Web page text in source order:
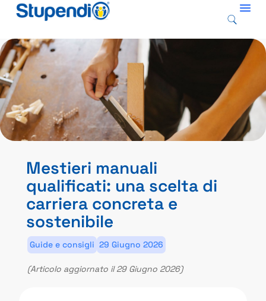
Mestieri manuali
qualificati: una scelta di
carriera concreta e
sostenibile
Guide e consigli 29 Giugno 2026
(Articolo aggiornato il 29 Giugno 2026)